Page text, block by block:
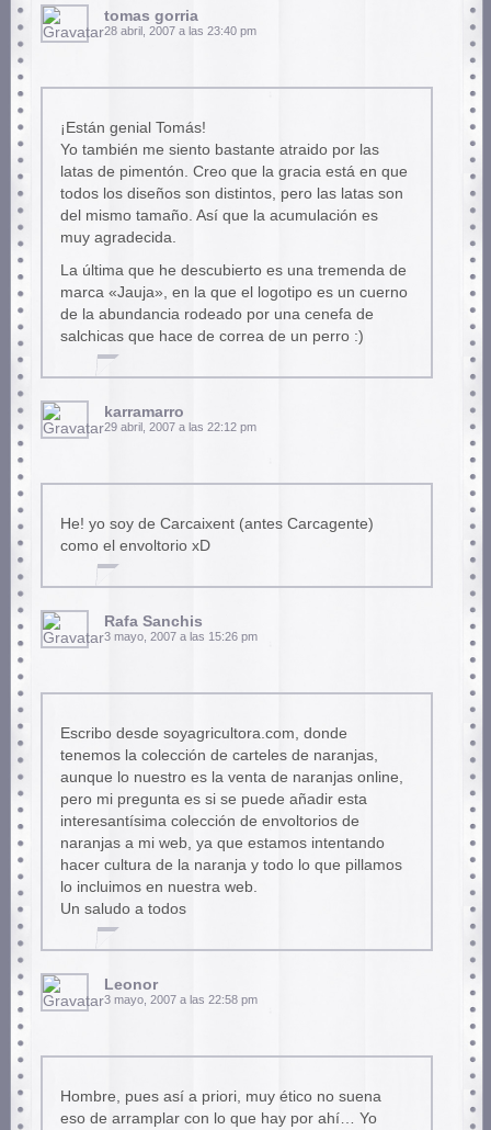
tomas gorria
28 abril, 2007 a las 23:40 pm
¡Están genial Tomás!
Yo también me siento bastante atraido por las
latas de pimentón. Creo que la gracia está en que
todos los diseños son distintos, pero las latas son
del mismo tamaño. Así que la acumulación es
muy agradecida.
La última que he descubierto es una tremenda de
marca «Jauja», en la que el logotipo es un cuerno
de la abundancia rodeado por una cenefa de
salchicas que hace de correa de un perro :)
karramarro
29 abril, 2007 a las 22:12 pm
He! yo soy de Carcaixent (antes Carcagente)
como el envoltorio xD
Rafa Sanchis
3 mayo, 2007 a las 15:26 pm
Escribo desde soyagricultora.com, donde
tenemos la colección de carteles de naranjas,
aunque lo nuestro es la venta de naranjas online,
pero mi pregunta es si se puede añadir esta
interesantísima colección de envoltorios de
naranjas a mi web, ya que estamos intentando
hacer cultura de la naranja y todo lo que pillamos
lo incluimos en nuestra web.
Un saludo a todos
Leonor
3 mayo, 2007 a las 22:58 pm
Hombre, pues así a priori, muy ético no suena
eso de arramplar con lo que hay por ahí… Yo